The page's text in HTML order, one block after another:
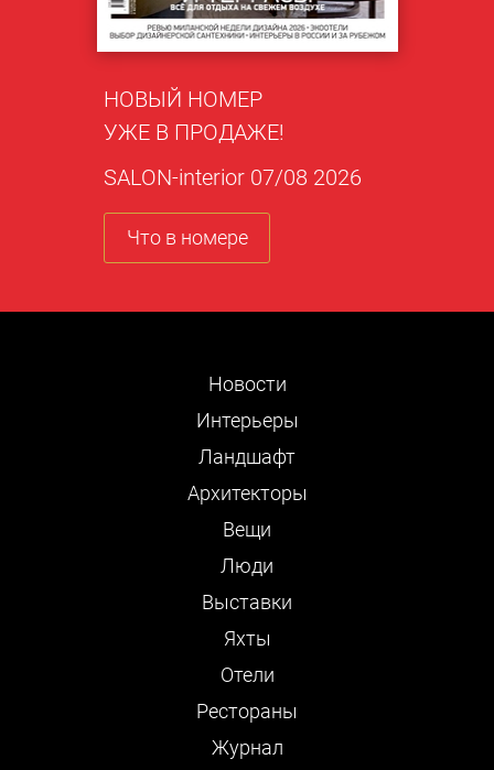
НОВЫЙ НОМЕР
УЖЕ В ПРОДАЖЕ!
SALON-interior 07/08 2026
Что в номере
Новости
Интерьеры
Ландшафт
Архитекторы
Вещи
Люди
Выставки
Яхты
Отели
Рестораны
Журнал